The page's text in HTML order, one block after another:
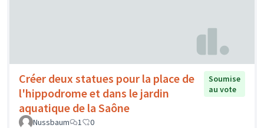
Créer deux statues pour la place de
l'hippodrome et dans le jardin
aquatique de la Saône
Soumise
au vote
Nussbaum 1 0